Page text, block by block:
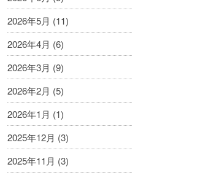
2026年5月 (11)
2026年4月 (6)
2026年3月 (9)
2026年2月 (5)
2026年1月 (1)
2025年12月 (3)
2025年11月 (3)